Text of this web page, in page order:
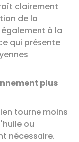
clairement
de la
à la
qui présente
plus
tourne moins
ou
nécessaire.